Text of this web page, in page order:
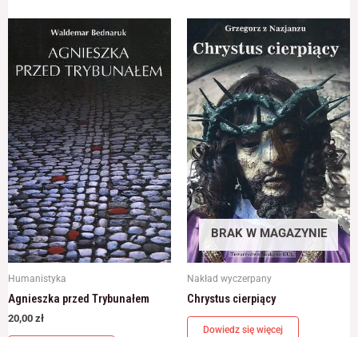
Humanistyka
Agnieszka przed Trybunałem
20,00 zł
BRAK W MAGAZYNIE
Nakład wyczerpany
Chrystus cierpiący
Dowiedz się więcej